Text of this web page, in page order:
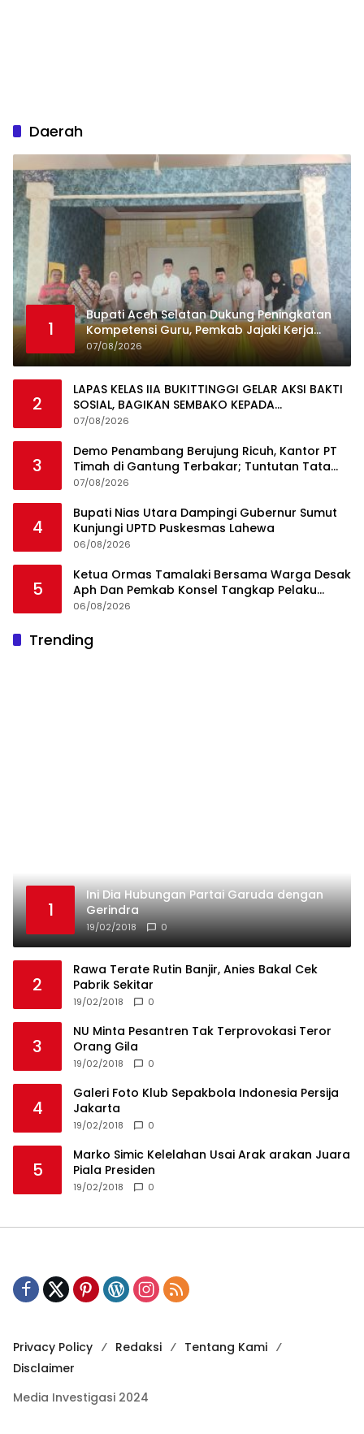
Daerah
1
Bupati Aceh Selatan Dukung Peningkatan
Kompetensi Guru, Pemkab Jajaki Kerja
Sama dengan Pascasarjana USK
07/08/2026
2
LAPAS KELAS IIA BUKITTINGGI GELAR AKSI BAKTI
SOSIAL, BAGIKAN SEMBAKO KEPADA
MASYARAKAT SEKITAR
07/08/2026
3
Demo Penambang Berujung Ricuh, Kantor PT
Timah di Gantung Terbakar; Tuntutan Tata
Niaga Timah Jadi Sorotan
07/08/2026
4
Bupati Nias Utara Dampingi Gubernur Sumut
Kunjungi UPTD Puskesmas Lahewa
06/08/2026
5
Ketua Ormas Tamalaki Bersama Warga Desak
Aph Dan Pemkab Konsel Tangkap Pelaku
Angkut Cangkang Sawit Overload, Truk PT KAP
06/08/2026
Trending
1
Gerindra
Marko Simic Kelelahan Usai Arak arakan Juara
Piala Presiden
19/02/2018 0
Privacy Policy
Disclaimer
Media Investigasi 2024